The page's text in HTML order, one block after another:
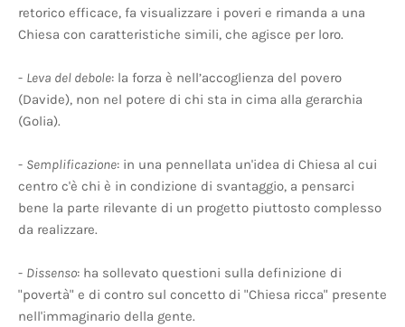
retorico efficace, fa visualizzare i poveri e rimanda a una
Chiesa con caratteristiche simili, che agisce per loro.
- Leva del debole: la forza è nell’accoglienza del povero
(Davide), non nel potere di chi sta in cima alla gerarchia
(Golia).
- Semplificazione: in una pennellata un'idea di Chiesa al cui
centro c'è chi è in condizione di svantaggio, a pensarci
bene la parte rilevante di un progetto piuttosto complesso
da realizzare.
- Dissenso: ha sollevato questioni sulla definizione di
"povertà" e di contro sul concetto di "Chiesa ricca" presente
nell'immaginario della gente.